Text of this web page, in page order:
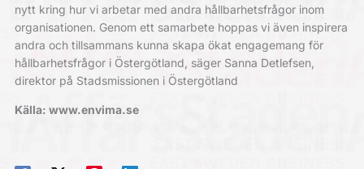
nytt kring hur vi arbetar med andra hållbarhetsfrågor inom
organisationen. Genom ett samarbete hoppas vi även inspirera
andra och tillsammans kunna skapa ökat engagemang för
hållbarhetsfrågor i Östergötland, säger Sanna Detlefsen,
direktor på Stadsmissionen i Östergötland
Källa: www.envima.se